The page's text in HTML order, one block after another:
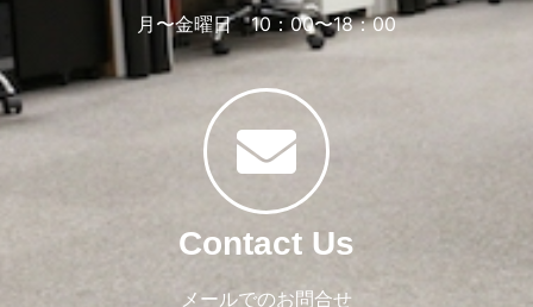
月〜金曜日 10：00〜18：00
Contact Us
メールでのお問合せ